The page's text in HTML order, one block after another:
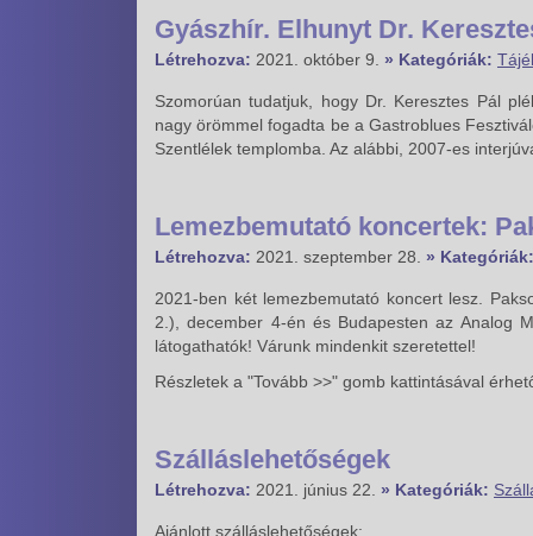
Gyászhír. Elhunyt Dr.
Létrehozva: 2021. október 9. » Kategóriák:
Szomorúan tudatjuk, hogy Dr. Keresztes Pál
nagy örömmel fogadta be a Gastroblues
Szentlélek templomba. Az alábbi, 2007-es
Lemezbemutató koncertek:
Létrehozva: 2021. szeptember 28. »
2021-ben két lemezbemutató koncert lesz.
2.), december 4-én és Budapesten az Analog
látogathatók! Várunk mindenkit szeretettel!
Részletek a "Tovább >>" gomb kattintásával
Szálláslehetőségek
Létrehozva: 2021. június 22. » Kategóriák:
Ajánlott szálláslehetőségek: